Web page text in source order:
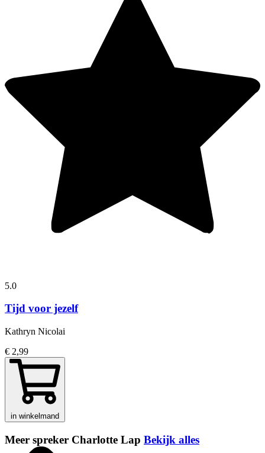
5.0
Tijd voor jezelf
Kathryn Nicolai
€ 2,99
in winkelmand
Meer spreker Charlotte Lap Bekijk alles